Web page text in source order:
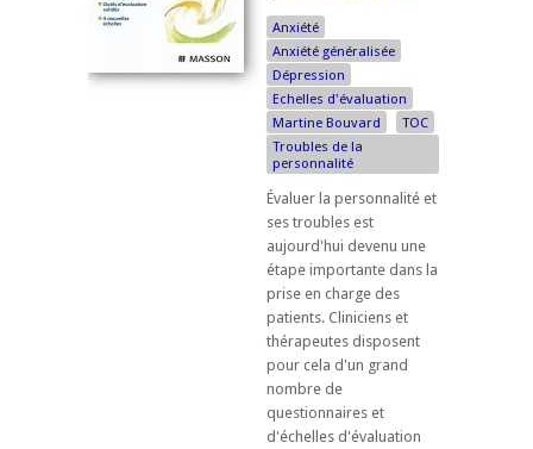
Anxiété
Anxiété généralisée
Dépression
Echelles d'évaluation
Martine Bouvard
TOC
Troubles de la
personnalité
Évaluer la personnalité et
ses troubles est
aujourd'hui devenu une
étape importante dans la
prise en charge des
patients. Cliniciens et
thérapeutes disposent
pour cela d'un grand
nombre de
questionnaires et
d'échelles d'évaluation